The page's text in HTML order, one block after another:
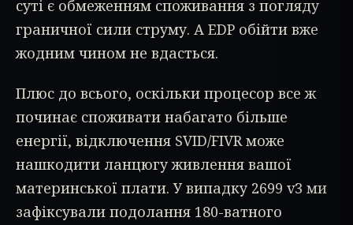
суті є обмеженням споживання з погляду
граничної сили струму. А EDP обійти вже
жодним чином не вдасться.
Плюс до всього, оскільки процесор все ж
починає споживати набагато більше
енергії, відключення SVID/FIVR може
нашкодити ланцюгу живлення вашої
материнської плати. У випадку 2699 v3 ми
зафіксували подолання 180-ватного